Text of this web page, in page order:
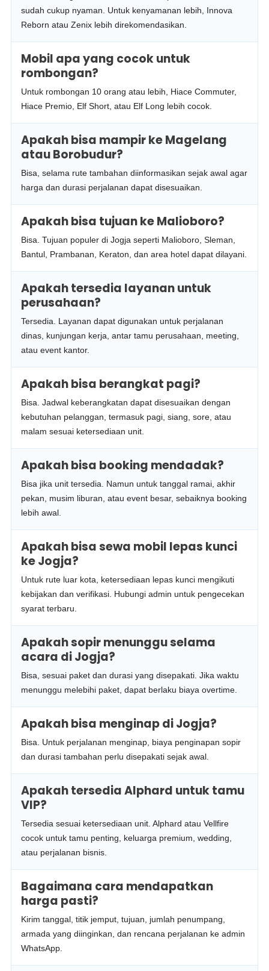
sudah cukup nyaman. Untuk kenyamanan lebih, Innova
Reborn atau Zenix lebih direkomendasikan.
Mobil apa yang cocok untuk
rombongan?
Untuk rombongan 10 orang atau lebih, Hiace Commuter,
Hiace Premio, Elf Short, atau Elf Long lebih cocok.
Apakah bisa mampir ke Magelang
atau Borobudur?
Bisa, selama rute tambahan diinformasikan sejak awal agar
harga dan durasi perjalanan dapat disesuaikan.
Apakah bisa tujuan ke Malioboro?
Bisa. Tujuan populer di Jogja seperti Malioboro, Sleman,
Bantul, Prambanan, Keraton, dan area hotel dapat dilayani.
Apakah tersedia layanan untuk
perusahaan?
Tersedia. Layanan dapat digunakan untuk perjalanan
dinas, kunjungan kerja, antar tamu perusahaan, meeting,
atau event kantor.
Apakah bisa berangkat pagi?
Bisa. Jadwal keberangkatan dapat disesuaikan dengan
kebutuhan pelanggan, termasuk pagi, siang, sore, atau
malam sesuai ketersediaan unit.
Apakah bisa booking mendadak?
Bisa jika unit tersedia. Namun untuk tanggal ramai, akhir
pekan, musim liburan, atau event besar, sebaiknya booking
lebih awal.
Apakah bisa sewa mobil lepas kunci
ke Jogja?
Untuk rute luar kota, ketersediaan lepas kunci mengikuti
kebijakan dan verifikasi. Hubungi admin untuk pengecekan
syarat terbaru.
Apakah sopir menunggu selama
acara di Jogja?
Bisa, sesuai paket dan durasi yang disepakati. Jika waktu
menunggu melebihi paket, dapat berlaku biaya overtime.
Apakah bisa menginap di Jogja?
Bisa. Untuk perjalanan menginap, biaya penginapan sopir
dan durasi tambahan perlu disepakati sejak awal.
Apakah tersedia Alphard untuk tamu
VIP?
Tersedia sesuai ketersediaan unit. Alphard atau Vellfire
cocok untuk tamu penting, keluarga premium, wedding,
atau perjalanan bisnis.
Bagaimana cara mendapatkan
harga pasti?
Kirim tanggal, titik jemput, tujuan, jumlah penumpang,
armada yang diinginkan, dan rencana perjalanan ke admin
WhatsApp.